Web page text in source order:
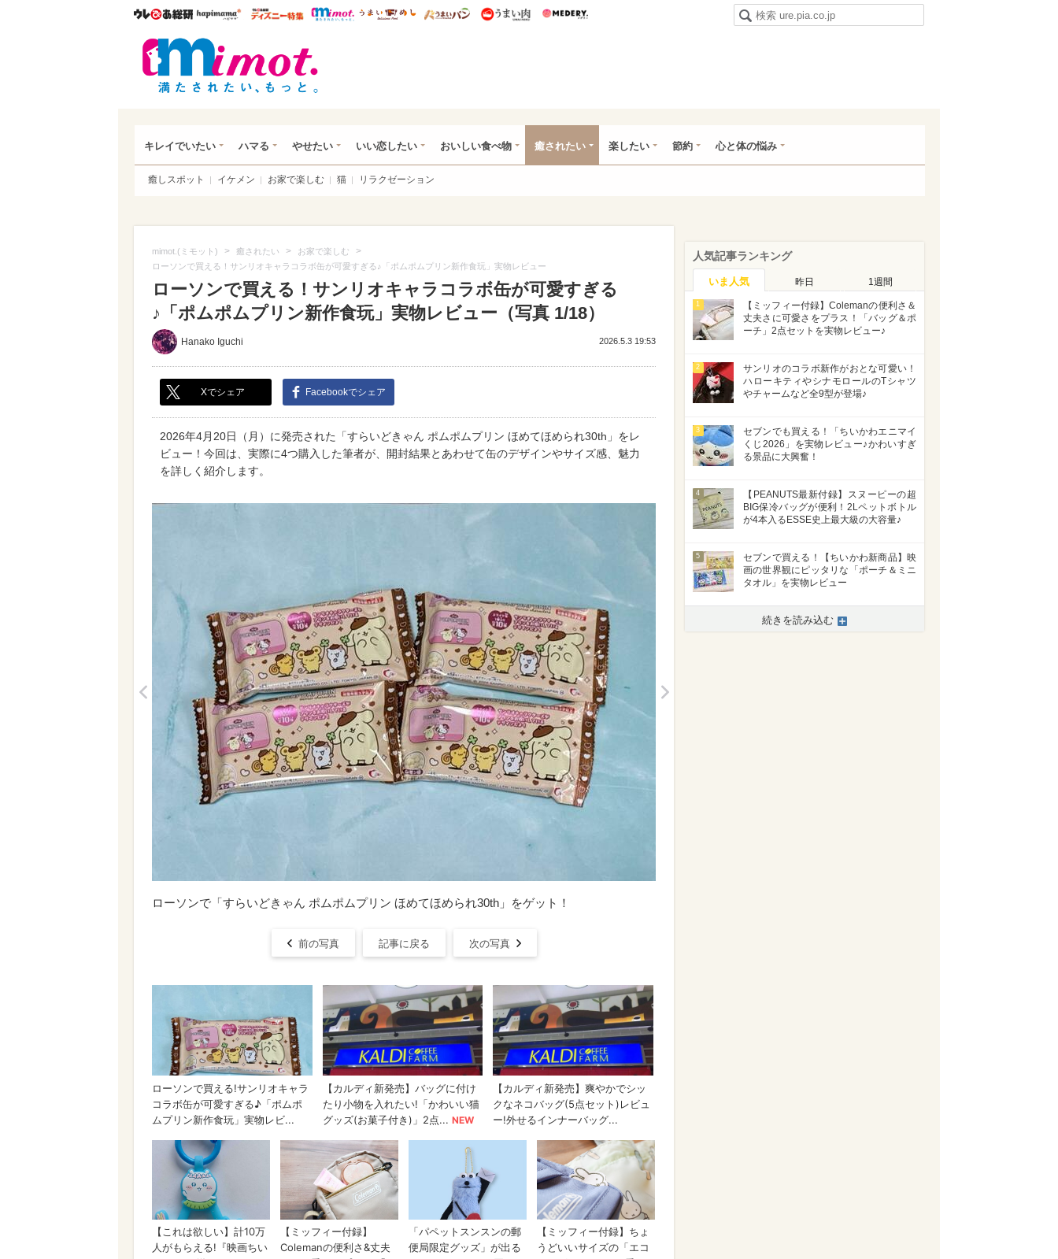
ウレぴあ総研ハピママ* ウレぴあ総研 ディズニー特集
mimot. うまいめし うまいパン うまい肉
キレイでいたい ハマる やせたい いい恋したい おいしい食べ物 癒されたい 楽したい 節約 心と体の悩み
癒しスポット イケメン お家で楽しむ 猫 リラクゼーション
mimot.(ミモット) > 癒されたい > お家で楽しむ >
ローソンで買える！サンリオキャラコラボ缶が可愛すぎる♪「ポムポムプリン新作食玩」実物レビュー
ローソンで買える！サンリオキャラコラボ缶が可愛すぎる
♪「ポムポムプリン新作食玩」実物レビュー（写真 1/18）
Hanako Iguchi 2026.5.3 19:53
Xでシェア Facebookでシェア
2026年4月20日（月）に発売された「すらいどきゃん ポムポムプリン ほめてほめられ30th」をレ
ビュー！今回は、実際に4つ購入した筆者が、開封結果とあわせて缶のデザインやサイズ感、魅力
を詳しく紹介します。
ローソンで「すらいどきゃん ポムポムプリン ほめてほめられ30th」をゲット！
前の写真 記事に戻る 次の写真
人気記事ランキング
いま人気 昨日 1週間
1
【ミッフィー付録】Colemanの便利さ＆
丈夫さに可愛さをプラス！「バッグ＆ポ
ーチ」2点セットを実物レビュー♪
2
サンリオのコラボ新作がおとな可愛い！
ハローキティやシナモロールのTシャツ
やチャームなど全9型が登場♪
3
セブンでも買える！「ちいかわエニマイ
くじ2026」を実物レビュー♪かわいすぎ
る景品に大興奮！
4
【PEANUTS最新付録】スヌーピーの超
BIG保冷バッグが便利！2Lペットボトル
が4本入るESSE史上最大級の大容量♪
5
セブンで買える！【ちいかわ新商品】映
画の世界観にピッタリな「ポーチ＆ミニ
タオル」を実物レビュー
続きを読み込む